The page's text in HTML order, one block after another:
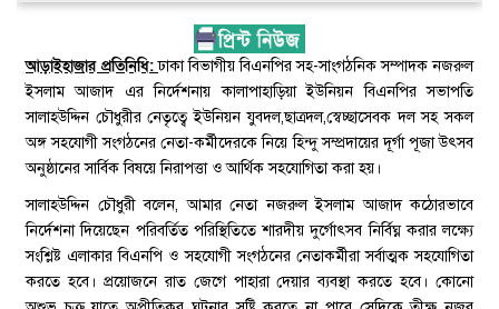
আড়াইহাজার প্রতিনিধি: ঢাকা বিভাগীয় বিএনপির সহ-সাংগঠনিক সম্পাদক নজরুল
ইসলাম আজাদ এর নির্দেশনায় কালাপাহাড়িয়া ইউনিয়ন বিএনপির সভাপতি
সালাহউদ্দিন চৌধুরীর নেতৃত্বে ইউনিয়ন যুবদল,ছাত্রদল,স্বেচ্ছাসেবক দল সহ সকল
অঙ্গ সহযোগী সংগঠনের নেতা-কর্মীদেরকে নিয়ে হিন্দু সম্প্রদায়ের দূর্গা পূজা উৎসব
অনুষ্ঠানের সার্বিক বিষয়ে নিরাপত্তা ও আর্থিক সহযোগিতা করা হয়।
সালাহউদ্দিন চৌধুরী বলেন, আমার নেতা নজরুল ইসলাম আজাদ কঠোরভাবে
নির্দেশনা দিয়েছেন পরিবর্তিত পরিস্থিতিতে শারদীয় দুর্গোৎসব নির্বিঘ্ন করার লক্ষ্যে
সংশ্লিষ্ট এলাকার বিএনপি ও সহযোগী সংগঠনের নেতাকর্মীরা সর্বাত্মক সহযোগিতা
করতে হবে। প্রয়োজনে রাত জেগে পাহারা দেয়ার ব্যবস্থা করতে হবে। কোনো